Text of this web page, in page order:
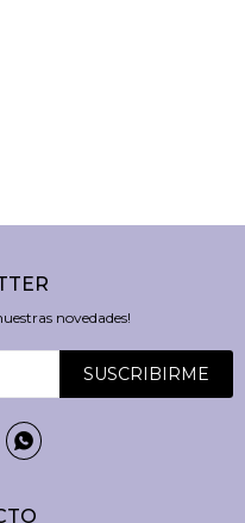
novedades!
SUSCRIBIRME
